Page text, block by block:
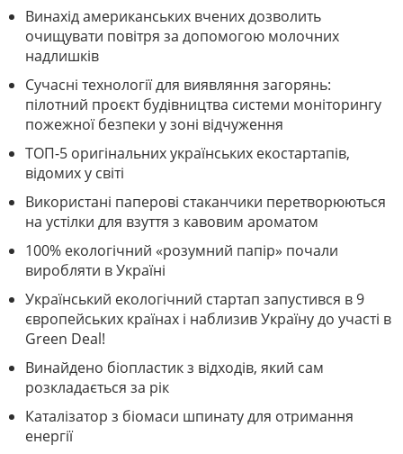
Винахід американських вчених дозволить
очищувати повітря за допомогою молочних
надлишків
Сучасні технології для виявляння загорянь:
пілотний проєкт будівництва системи моніторингу
пожежної безпеки у зоні відчуження
ТОП-5 оригінальних українських екостартапів,
відомих у світі
Використані паперові стаканчики перетворюються
на устілки для взуття з кавовим ароматом
100% екологічний «розумний папір» почали
виробляти в Україні
Український екологічний стартап запустився в 9
європейських країнах і наблизив Україну до участі в
Green Deal!
Винайдено біопластик з відходів, який сам
розкладається за рік
Каталізатор з біомаси шпинату для отримання
енергії